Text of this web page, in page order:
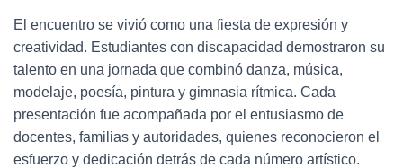
El encuentro se vivió como una fiesta de expresión y
creatividad. Estudiantes con discapacidad demostraron su
talento en una jornada que combinó danza, música,
modelaje, poesía, pintura y gimnasia rítmica. Cada
presentación fue acompañada por el entusiasmo de
docentes, familias y autoridades, quienes reconocieron el
esfuerzo y dedicación detrás de cada número artístico.